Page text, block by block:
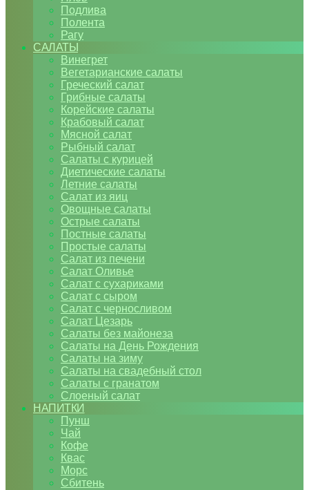
Подлива
Полента
Рагу
САЛАТЫ
Винегрет
Вегетарианские салаты
Греческий салат
Грибные салаты
Корейские салаты
Крабовый салат
Мясной салат
Рыбный салат
Салаты с курицей
Диетические салаты
Летние салаты
Салат из яиц
Овощные салаты
Острые салаты
Постные салаты
Простые салаты
Салат из печени
Салат Оливье
Салат с сухариками
Салат с сыром
Салат с черносливом
Салат Цезарь
Салаты без майонеза
Салаты на День Рождения
Салаты на зиму
Салаты на свадебный стол
Салаты с гранатом
Слоеный салат
НАПИТКИ
Пунш
Чай
Кофе
Квас
Морс
Сбитень